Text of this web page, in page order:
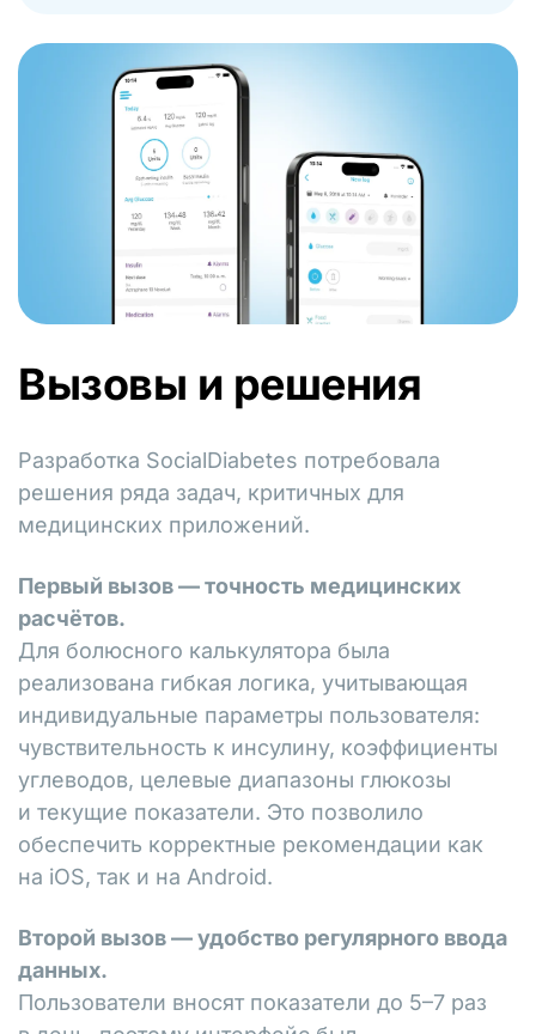
Вызовы и решения
Разработка SocialDiabetes потребовала
решения ряда задач, критичных для
медицинских приложений.
Первый вызов — точность медицинских
расчётов.
Для болюсного калькулятора была
реализована гибкая логика, учитывающая
индивидуальные параметры пользователя:
чувствительность к инсулину, коэффициенты
углеводов, целевые диапазоны глюкозы
и текущие показатели. Это позволило
обеспечить корректные рекомендации как
на iOS, так и на Android.
Второй вызов — удобство регулярного ввода
данных.
Пользователи вносят показатели до 5–7 раз